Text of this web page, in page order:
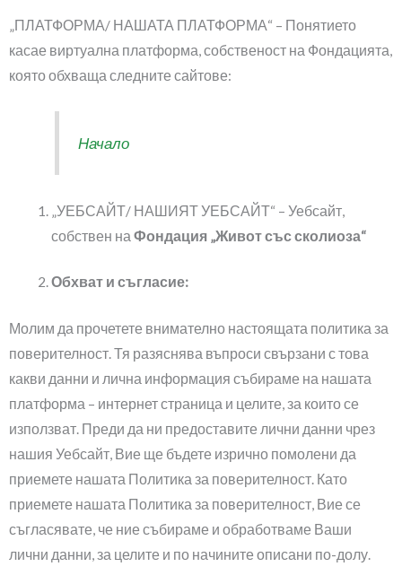
„ПЛАТФОРМА/ НАШАТА ПЛАТФОРМА“ – Понятието
касае виртуална платформа, собственост на Фондацията,
която обхваща следните сайтове:
Начало
„УЕБСАЙТ/ НАШИЯТ УЕБСАЙТ“ – Уебсайт,
собствен на Фондация „Живот със сколиоза“
Обхват и съгласие:
Молим да прочетете внимателно настоящата политика за
поверителност. Тя разяснява въпроси свързани с това
какви данни и лична информация събираме на нашата
платформа – интернет страница и целите, за които се
използват. Преди да ни предоставите лични данни чрез
нашия Уебсайт, Вие ще бъдете изрично помолени да
приемете нашата Политика за поверителност. Като
приемете нашата Политика за поверителност, Вие се
съгласявате, че ние събираме и обработваме Ваши
лични данни, за целите и по начините описани по-долу.